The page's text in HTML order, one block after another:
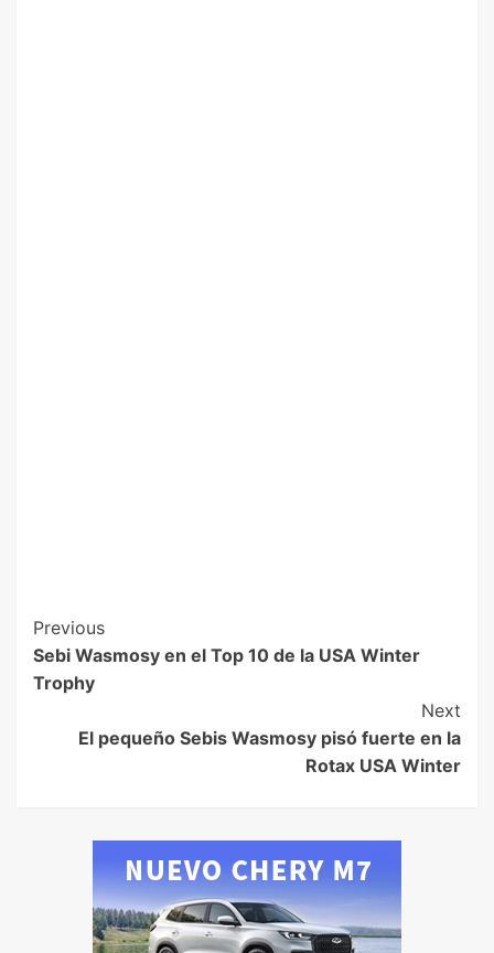
Previous
Sebi Wasmosy en el Top 10 de la USA Winter
Trophy
Next
El pequeño Sebis Wasmosy pisó fuerte en la
Rotax USA Winter